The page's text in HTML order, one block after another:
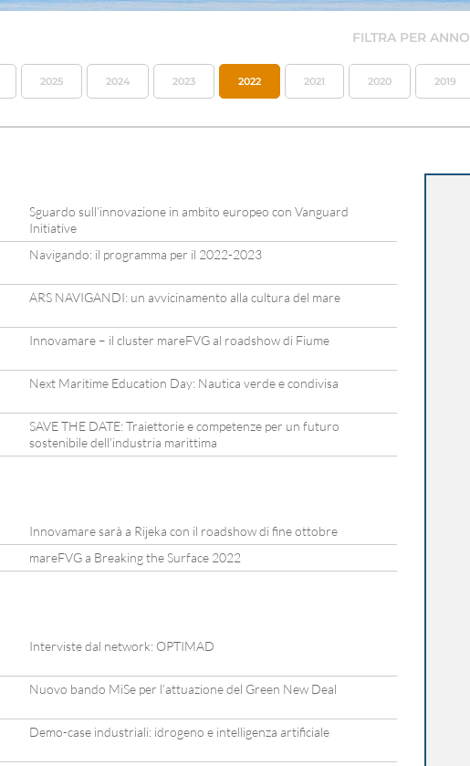
FILTRA PER ANNO
2025 2024 2023 2022 2021 2020 2019
Sguardo sull’innovazione in ambito europeo con Vanguard
Initiative
Navigando: il programma per il 2022-2023
ARS NAVIGANDI: un avvicinamento alla cultura del mare
Innovamare – il cluster mareFVG al roadshow di Fiume
Next Maritime Education Day: Nautica verde e condivisa
SAVE THE DATE: Traiettorie e competenze per un futuro
sostenibile dell’industria marittima
Innovamare sarà a Rijeka con il roadshow di fine ottobre
mareFVG a Breaking the Surface 2022
Interviste dal network: OPTIMAD
Nuovo bando MiSe per l’attuazione del Green New Deal
Demo-case industriali: idrogeno e intelligenza artificiale